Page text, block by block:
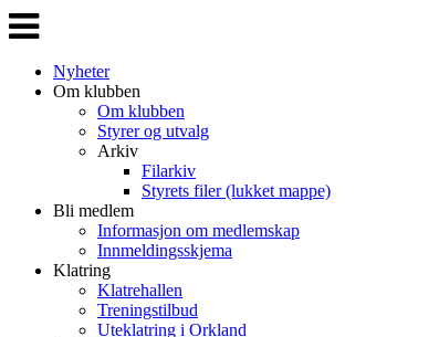
Veksle
navigasjon
Nyheter
Om klubben
Om klubben
Styrer og utvalg
Arkiv
Filarkiv
Styrets filer (lukket mappe)
Bli medlem
Informasjon om medlemskap
Innmeldingsskjema
Klatring
Klatrehallen
Treningstilbud
Uteklatring i Orkland